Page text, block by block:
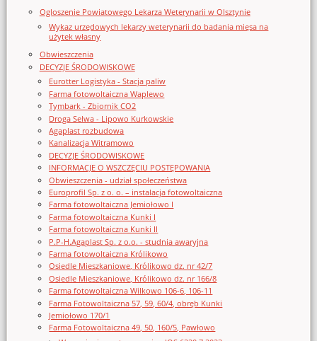
Ogloszenie Powiatowego Lekarza Weterynarii w Olsztynie
Wykaz urzędowych lekarzy weterynarii do badania mięsa na
użytek własny
Obwieszczenia
DECYZJE ŚRODOWISKOWE
Eurotter Logistyka - Stacja paliw
Farma fotowoltaiczna Waplewo
Tymbark - Zbiornik CO2
Droga Selwa - Lipowo Kurkowskie
Agaplast rozbudowa
Kanalizacja Witramowo
DECYZJE ŚRODOWISKOWE
INFORMACJE O WSZCZĘCIU POSTĘPOWANIA
Obwieszczenia - udział społeczeństwa
Europrofil Sp. z o. o. – instalacja fotowoltaiczna
Farma fotowoltaiczna Jemiołowo I
Farma fotowoltaiczna Kunki I
Farma fotowoltaiczna Kunki II
P.P-H.Agaplast Sp. z o.o. - studnia awaryjna
Farma fotowoltaiczna Królikowo
Osiedle Mieszkaniowe, Królikowo dz. nr 42/7
Osiedle Mieszkaniowe, Królikowo dz. nr 166/8
Farma fotowoltaiczna Wilkowo 106-6, 106-11
Farma Fotowoltaiczna 57, 59, 60/4, obręb Kunki
Jemiołowo 170/1
Farma Fotowoltaiczna 49, 50, 160/5, Pawłowo